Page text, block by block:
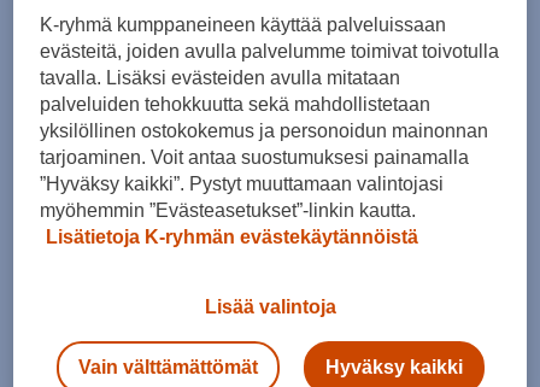
K-ryhmä kumppaneineen käyttää palveluissaan
evästeitä, joiden avulla palvelumme toimivat toivotulla
tavalla. Lisäksi evästeiden avulla mitataan
palveluiden tehokkuutta sekä mahdollistetaan
yksilöllinen ostokokemus ja personoidun mainonnan
tarjoaminen. Voit antaa suostumuksesi painamalla
”Hyväksy kaikki”. Pystyt muuttamaan valintojasi
myöhemmin ”Evästeasetukset”-linkin kautta.
Lisätietoja K-ryhmän evästekäytännöistä
Lisää valintoja
Vain välttämättömät Hyväksy kaikki